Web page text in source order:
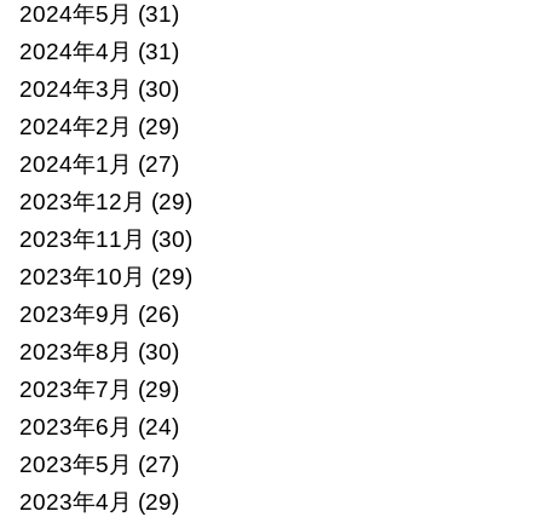
2024年5月 (31)
2024年4月 (31)
2024年3月 (30)
2024年2月 (29)
2024年1月 (27)
2023年12月 (29)
2023年11月 (30)
2023年10月 (29)
2023年9月 (26)
2023年8月 (30)
2023年7月 (29)
2023年6月 (24)
2023年5月 (27)
2023年4月 (29)